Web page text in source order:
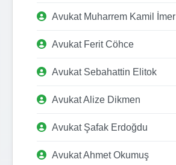
Avukat Muharrem Kamil İmer
Avukat Ferit Cöhce
Avukat Sebahattin Elitok
Avukat Alize Dikmen
Avukat Şafak Erdoğdu
Avukat Ahmet Okumuş